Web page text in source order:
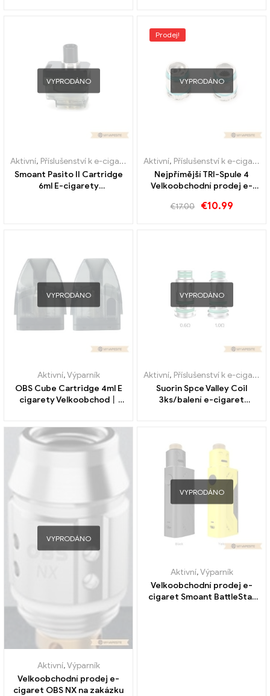
VYPRODÁNO
Aktivní, Příslušenství k e-cigaretám ,Výparník
Smoant Pasito II Cartridge
6ml E-cigarety
Prodej!
VYPRODÁNO
Aktivní, Příslušenství k e-cigaretám
Nejpřímější TRI-Spule 4
Velkoobchodní prodej e-
€17.00 €10.99
VYPRODÁNO
Aktivní,Výparník
OBS Cube Cartridge 4ml E
cigarety Velkoobchod丨
VYPRODÁNO
Aktivní, Příslušenství k e-cigaretám
Suorin Spce Valley Coil
3ks/balení e-cigaret
VYPRODÁNO
Aktivní,Výparník
Velkoobchodní prodej e-
cigaret OBS NX na zakázku
VYPRODÁNO
Aktivní,Výparník
Velkoobchodní prodej e-
cigaret Smoant BattleStar